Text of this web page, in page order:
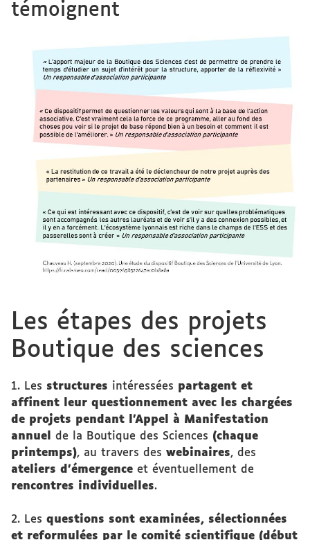
témoignent
Les étapes des projets
Boutique des sciences
1. Les structures intéressées partagent et
affinent leur questionnement avec les chargées
de projets pendant l'Appel à Manifestation
annuel de la Boutique des Sciences (chaque
printemps), au travers des webinaires, des
ateliers d'émergence et éventuellement de
rencontres individuelles.
2. Les questions sont examinées, sélectionnées
et reformulées par le comité scientifique (début